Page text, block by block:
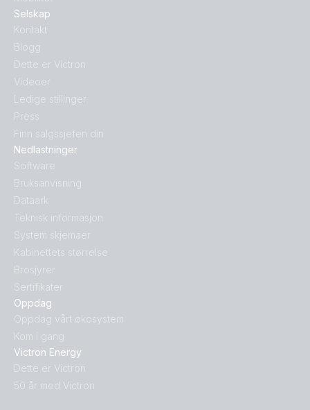
Oppdag
Oppdag vårt økosystem
Kom i gang
Victron Energy
Dette er Victron
50 år med Victron
Nedlastninger
Software
Bruksanvisning
Dataark
Teknisk informasjon
System skjemaer
Kabinettets størrelse
Brosjyrer
Sertifikater
Selskap
Kontakt
Blogg
Dette er Victron
Videoer
Ledige stillinger
Press
Finn salgssjefen din